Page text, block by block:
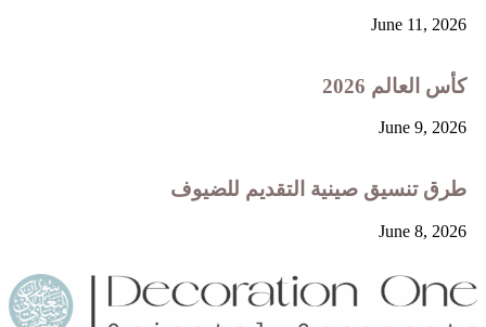
June 11, 2026
كأس العالم 2026
June 9, 2026
طرق تنسيق صينية التقديم للضيوف
June 8, 2026